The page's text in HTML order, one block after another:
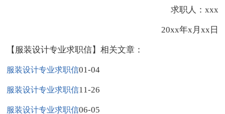
求职人：xxx
20xx年x月xx日
【服装设计专业求职信】相关文章：
服装设计专业求职信01-04
服装设计专业求职信11-26
服装设计专业求职信06-05